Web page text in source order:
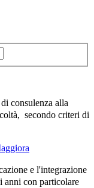
consulenza alla
secondo criteri di
e l'integrazione
anni con particolare